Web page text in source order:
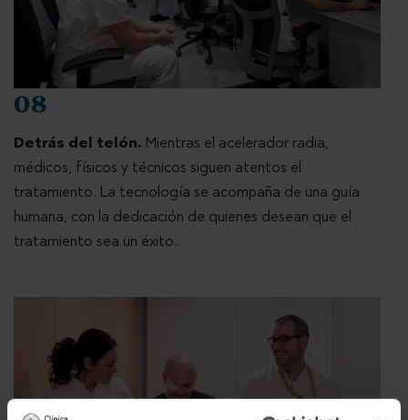
08
Detrás del telón. Mientras el acelerador radia,
médicos, físicos y técnicos siguen atentos el
tratamiento. La tecnología se acompaña de una guía
humana, con la dedicación de quienes desean que el
tratamiento sea un éxito.